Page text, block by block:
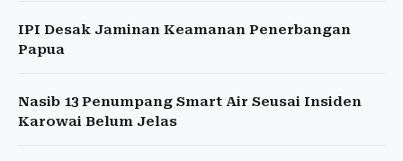
IPI Desak Jaminan Keamanan Penerbangan
Papua
Nasib 13 Penumpang Smart Air Seusai Insiden
Karowai Belum Jelas